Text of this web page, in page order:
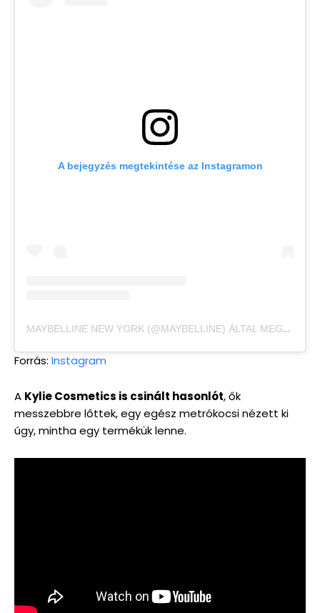
A bejegyzés megtekintése az Instagramon
MAYBELLINE NEW YORK (@MAYBELLINE) ÁLTAL MEGOSZTOTT BEJEGYZÉS
Forrás: Instagram
A Kylie Cosmetics is csinált hasonlót, ők
messzebbre lőttek, egy egész metrókocsi nézett ki
úgy, mintha egy termékük lenne.